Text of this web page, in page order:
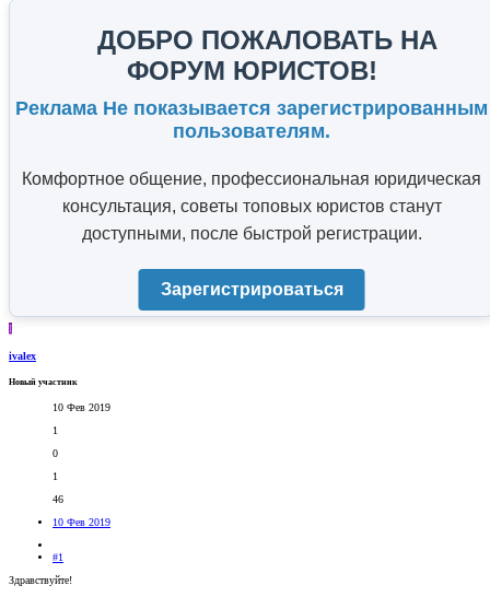
ДОБРО ПОЖАЛОВАТЬ НА
ФОРУМ ЮРИСТОВ!
Реклама Не показывается зарегистрированным
пользователям.
Комфортное общение, профессиональная юридическая
консультация, советы топовых юристов станут
доступными, после быстрой регистрации.
Зарегистрироваться
I
ivalex
Новый участник
10 Фев 2019
1
0
1
46
10 Фев 2019
#1
Здравствуйте!